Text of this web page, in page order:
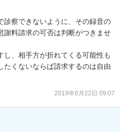
診察できないように、その録音の
謝料請求の可否は判断がつきませ
、相手方が折れてくる可能性も
たくないならば請求するのは自由
2019年6月22日 09:07